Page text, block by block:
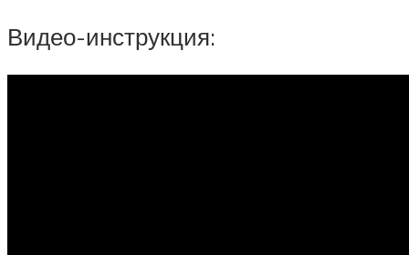
Видео-инструкция: